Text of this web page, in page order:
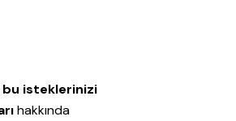
bu isteklerinizi
hakkında